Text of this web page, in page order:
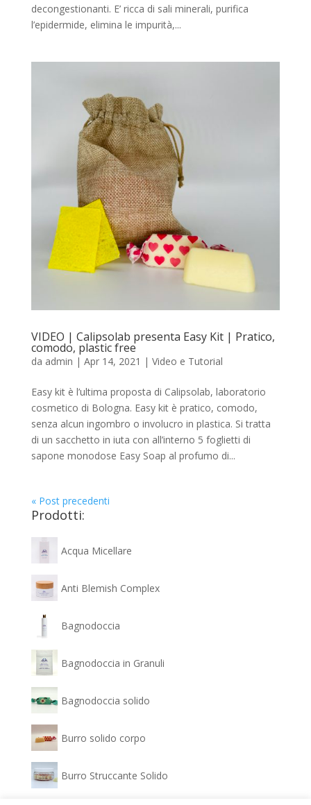
decongestionanti. E’ ricca di sali minerali, purifica
l’epidermide, elimina le impurità,...
VIDEO | Calipsolab presenta Easy Kit | Pratico,
comodo, plastic free
da admin | Apr 14, 2021 | Video e Tutorial
Easy kit è l’ultima proposta di Calipsolab, laboratorio
cosmetico di Bologna. Easy kit è pratico, comodo,
senza alcun ingombro o involucro in plastica. Si tratta
di un sacchetto in iuta con all’interno 5 foglietti di
sapone monodose Easy Soap al profumo di...
« Post precedenti
Prodotti:
Acqua Micellare
Anti Blemish Complex
Bagnodoccia
Bagnodoccia in Granuli
Bagnodoccia solido
Burro solido corpo
Burro Struccante Solido